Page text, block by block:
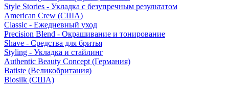
Style Stories - Укладка с безупречным результатом
American Crew (США)
Classic - Ежедневный уход
Precision Blend - Окрашивание и тонирование
Shave - Средства для бритья
Styling - Укладка и стайлинг
Authentic Beauty Concept (Германия)
Batiste (Великобритания)
Biosilk (США)